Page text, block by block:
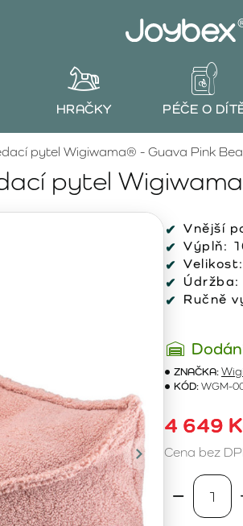
HRAČKY PÉČE O
pytel
pytel Wigiwama® - Guava Pink
Vnější
Výplň:
Velikost:
Údržba:
Ručně
ZNAČKA:
KÓD:WGM-
4 649
Cena bez